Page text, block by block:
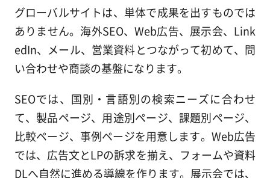
グローバルサイトは、単体で成果を出すものでは
ありません。海外SEO、Web広告、展示会、Link
edIn、メール、営業資料とつながって初めて、問
い合わせや商談の基盤になります。
SEOでは、国別・言語別の検索ニーズに合わせ
て、製品ページ、用途別ページ、課題別ページ、
比較ページ、事例ページを用意します。Web広告
では、広告文とLPの訴求を揃え、フォームや資料
DLへ自然に進める導線を作ります。展示会では、